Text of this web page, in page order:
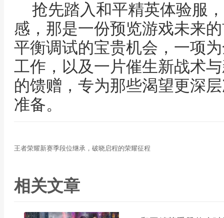
抢先踏入和平精英体验服
感，那是一份预览游戏未来
平衡调试的宝贵机会，一项
工作，以及一片催生新战术
的馈赠，专为那些渴望更深
准备。
王者荣耀新赛季段位继承，破晓启程的荣耀征程
相关文章